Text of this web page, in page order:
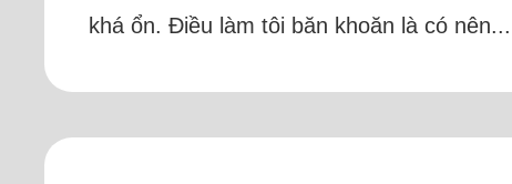
khá ổn. Điều làm tôi băn khoăn là có